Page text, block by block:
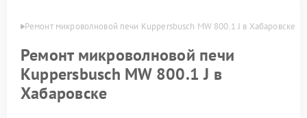
Ремонт микроволновой печи Kuppersbusch MW 800.1 J в Хабаровске
Ремонт микроволновой печи
Kuppersbusch MW 800.1 J в
Хабаровске